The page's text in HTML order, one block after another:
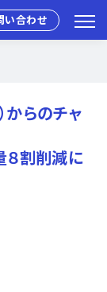
い合わせ
からのチャ
８割削減に